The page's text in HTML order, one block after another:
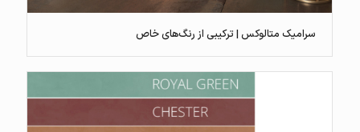
سرامیک متالوکس | ترکیبی از رنگ‌های خاص